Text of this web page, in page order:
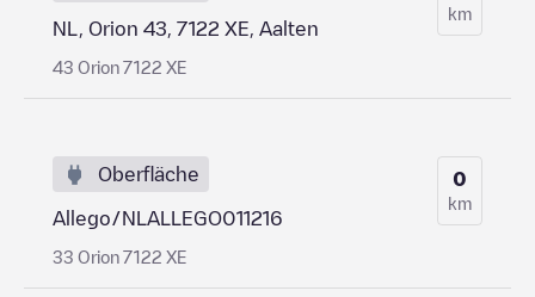
NL, Orion 43, 7122 XE, Aalten
43 Orion 7122 XE
km
Oberfläche
Allego/NLALLEGO011216
33 Orion 7122 XE
0
km